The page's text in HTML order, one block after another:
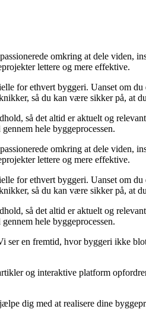
omkring at dele viden,
lettere og mere effektive.
for ethvert byggeri. Uanset om
så du kan være sikker på, at
så det altid er aktuelt og
hele byggeprocessen.
omkring at dele viden,
lettere og mere effektive.
for ethvert byggeri. Uanset om
så du kan være sikker på, at
så det altid er aktuelt og
hele byggeprocessen.
en fremtid, hvor byggeri ikke
og interaktive platform
dig med at realisere dine